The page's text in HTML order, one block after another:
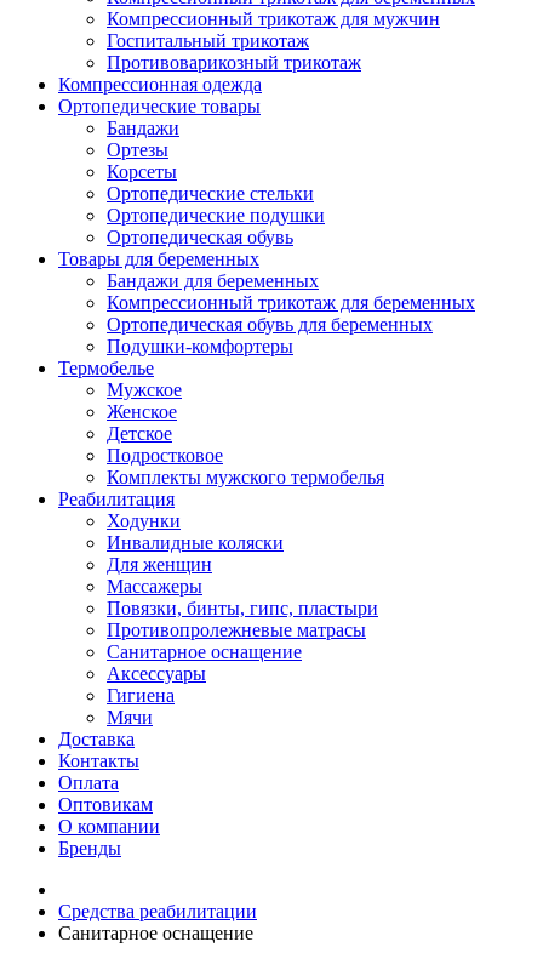
Компрессионный трикотаж для мужчин
Госпитальный трикотаж
Противоварикозный трикотаж
Компрессионная одежда
Ортопедические товары
Бандажи
Ортезы
Корсеты
Ортопедические стельки
Ортопедические подушки
Ортопедическая обувь
Товары для беременных
Бандажи для беременных
Компрессионный трикотаж для беременных
Ортопедическая обувь для беременных
Подушки-комфортеры
Термобелье
Мужское
Женское
Детское
Подростковое
Комплекты мужского термобелья
Реабилитация
Ходунки
Инвалидные коляски
Для женщин
Массажеры
Повязки, бинты, гипс, пластыри
Противопролежневые матрасы
Санитарное оснащение
Аксессуары
Гигиена
Мячи
Доставка
Контакты
Оплата
Оптовикам
О компании
Бренды
Средства реабилитации
Санитарное оснащение